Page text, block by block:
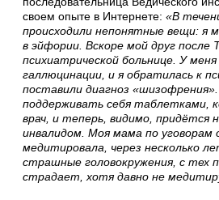
своем опыте в Интернете: «В
происходили непонятные вещи: я
в эйфории. Вскоре мой друг после
психиатрической больнице. У меня
галлюцинации, и я обратилась к
поставили диагноз
поддерживать себя таблетками,
врач, и теперь, видимо, придётся
инвалидом. Моя мама по уговорам
медитировала, через несколько
страшные головокружения, с тех
страдает, хотя давно не